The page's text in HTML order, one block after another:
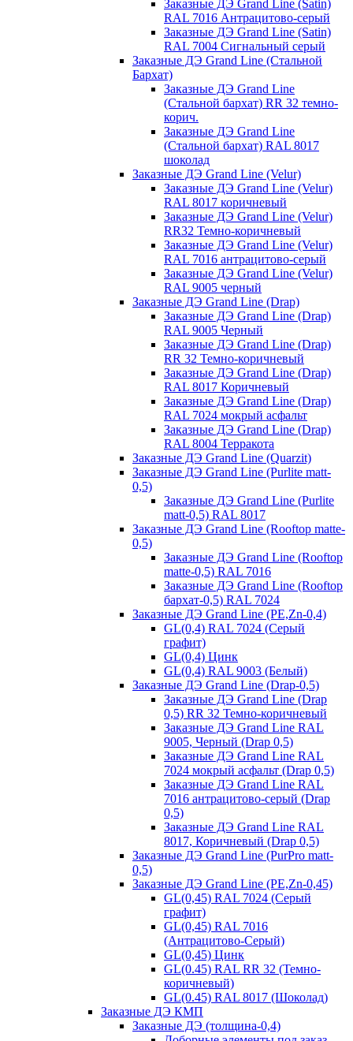
Заказные ДЭ Grand Line (Satin)
RAL 7016 Антрацитово-серый
Заказные ДЭ Grand Line (Satin)
RAL 7004 Сигнальный серый
Заказные ДЭ Grand Line (Стальной
Бархат)
Заказные ДЭ Grand Line
(Стальной бархат) RR 32 темно-
корич.
Заказные ДЭ Grand Line
(Стальной бархат) RAL 8017
шоколад
Заказные ДЭ Grand Line (Velur)
Заказные ДЭ Grand Line (Velur)
RAL 8017 коричневый
Заказные ДЭ Grand Line (Velur)
RR32 Темно-коричневый
Заказные ДЭ Grand Line (Velur)
RAL 7016 антрацитово-серый
Заказные ДЭ Grand Line (Velur)
RAL 9005 черный
Заказные ДЭ Grand Line (Drap)
Заказные ДЭ Grand Line (Drap)
RAL 9005 Черный
Заказные ДЭ Grand Line (Drap)
RR 32 Темно-коричневый
Заказные ДЭ Grand Line (Drap)
RAL 8017 Коричневый
Заказные ДЭ Grand Line (Drap)
RAL 7024 мокрый асфальт
Заказные ДЭ Grand Line (Drap)
RAL 8004 Терракота
Заказные ДЭ Grand Line (Quarzit)
Заказные ДЭ Grand Line (Purlite matt-
0,5)
Заказные ДЭ Grand Line (Purlite
matt-0,5) RAL 8017
Заказные ДЭ Grand Line (Rooftop matte-
0,5)
Заказные ДЭ Grand Line (Rooftop
matte-0,5) RAL 7016
Заказные ДЭ Grand Line (Rooftop
бархат-0,5) RAL 7024
Заказные ДЭ Grand Line (PE,Zn-0,4)
GL(0,4) RAL 7024 (Серый
графит)
GL(0,4) Цинк
GL(0,4) RAL 9003 (Белый)
Заказные ДЭ Grand Line (Drap-0,5)
Заказные ДЭ Grand Line (Drap
0,5) RR 32 Темно-коричневый
Заказные ДЭ Grand Line RAL
9005, Черный (Drap 0,5)
Заказные ДЭ Grand Line RAL
7024 мокрый асфальт (Drap 0,5)
Заказные ДЭ Grand Line RAL
7016 антрацитово-серый (Drap
0,5)
Заказные ДЭ Grand Line RAL
8017, Коричневый (Drap 0,5)
Заказные ДЭ Grand Line (PurPro matt-
0,5)
Заказные ДЭ Grand Line (PE,Zn-0,45)
GL(0,45) RAL 7024 (Серый
графит)
GL(0,45) RAL 7016
(Антрацитово-Серый)
GL(0,45) Цинк
GL(0.45) RAL RR 32 (Темно-
коричневый)
GL(0.45) RAL 8017 (Шоколад)
Заказные ДЭ КМП
Заказные ДЭ (толщина-0,4)